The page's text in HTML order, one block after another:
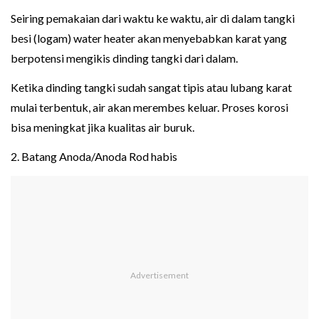
Seiring pemakaian dari waktu ke waktu, air di dalam tangki
besi (logam) water heater akan menyebabkan karat yang
berpotensi mengikis dinding tangki dari dalam.
Ketika dinding tangki sudah sangat tipis atau lubang karat
mulai terbentuk, air akan merembes keluar. Proses korosi
bisa meningkat jika kualitas air buruk.
2. Batang Anoda/Anoda Rod habis